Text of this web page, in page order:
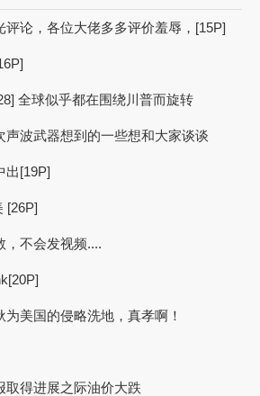
评论，各位大佬多多评价羞辱，[15P]
全球似乎都在围绕川普而旋转
声波武器想到的一些想和大家谈谈
出[19P]
[26P]
，不会发视频....
美国的侵略洗地，真孝啊！
取得进展之际油价大跌